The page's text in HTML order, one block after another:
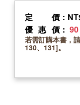
定價 ：
優惠價 ： 90
若需訂購本書，
130、131]。